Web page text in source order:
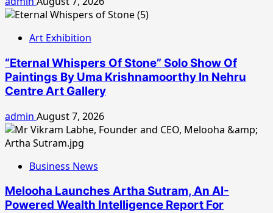
Art Exhibition
“Eternal Whispers Of Stone” Solo Show Of
Paintings By Uma Krishnamoorthy In Nehru
Centre Art Gallery
admin August 7, 2026
Business News
Melooha Launches Artha Sutram, An AI-
Powered Wealth Intelligence Report For